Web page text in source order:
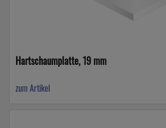
Hartschaumplatte, 19 mm
zum Artikel